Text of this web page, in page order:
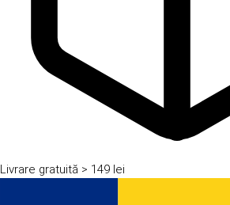
Livrare gratuită > 149 lei